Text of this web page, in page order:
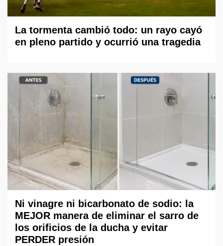
La tormenta cambió todo: un rayo cayó
en pleno partido y ocurrió una tragedia
Ni vinagre ni bicarbonato de sodio: la
MEJOR manera de eliminar el sarro de
los orificios de la ducha y evitar
PERDER presión